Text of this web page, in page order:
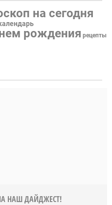
на сегодня
рождения рецепты
НАШ ДАЙДЖЕСТ!